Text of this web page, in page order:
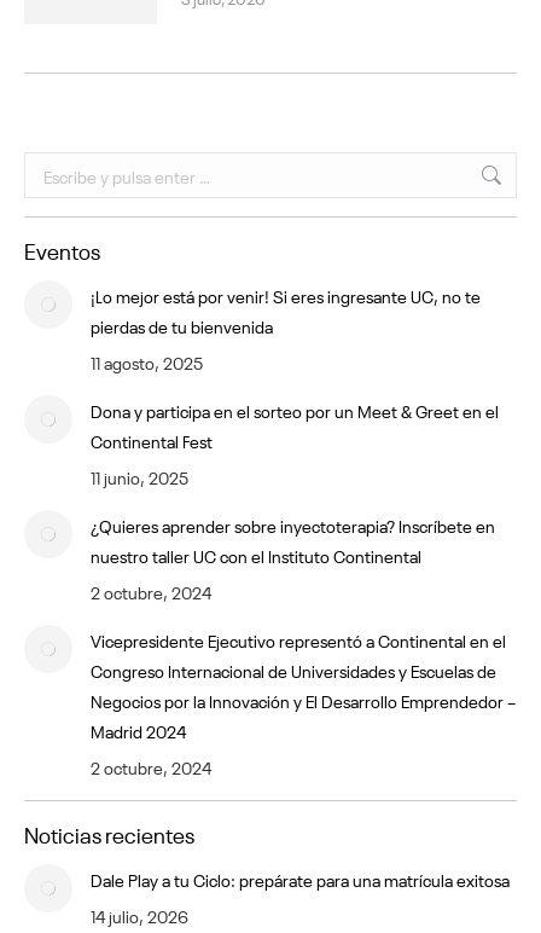
Buscar:
Eventos
¡Lo mejor está por venir! Si eres ingresante UC, no te
pierdas de tu bienvenida
11 agosto, 2025
Dona y participa en el sorteo por un Meet & Greet en el
Continental Fest
11 junio, 2025
¿Quieres aprender sobre inyectoterapia? Inscríbete en
nuestro taller UC con el Instituto Continental
2 octubre, 2024
Vicepresidente Ejecutivo representó a Continental en el
Congreso Internacional de Universidades y Escuelas de
Negocios por la Innovación y El Desarrollo Emprendedor –
Madrid 2024
2 octubre, 2024
Noticias recientes
Dale Play a tu Ciclo: prepárate para una matrícula exitosa
14 julio, 2026